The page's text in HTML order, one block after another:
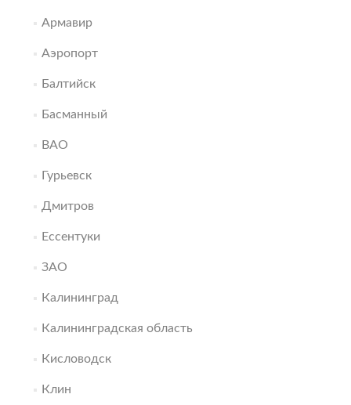
Армавир
Аэропорт
Балтийск
Басманный
ВАО
Гурьевск
Дмитров
Ессентуки
ЗАО
Калининград
Калининградская область
Кисловодск
Клин